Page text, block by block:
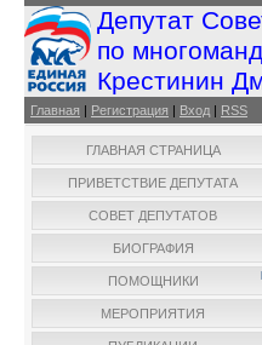
Депутат
по
Крестинин
Главная | Регистрация | Вход | RSS
ГЛАВНАЯ СТРАНИЦА
ПРИВЕТСТВИЕ ДЕПУТАТА
СОВЕТ ДЕПУТАТОВ
БИОГРАФИЯ
ПОМОЩНИКИ
МЕРОПРИЯТИЯ